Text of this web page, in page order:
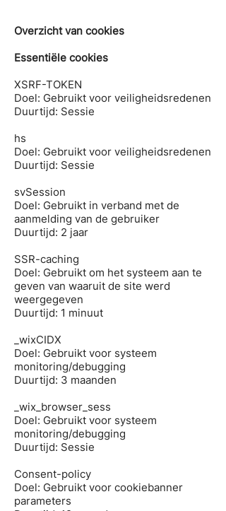
Overzicht van cookies
Essentiële cookies
XSRF-TOKEN
Doel: Gebruikt voor veiligheidsredenen
Duurtijd: Sessie
hs
Doel: Gebruikt voor veiligheidsredenen
Duurtijd: Sessie
svSession
Doel: Gebruikt in verband met de
aanmelding van de gebruiker
Duurtijd: 2 jaar
SSR-caching
Doel: Gebruikt om het systeem aan te
geven van waaruit de site werd
weergegeven
Duurtijd: 1 minuut
_wixCIDX
Doel: Gebruikt voor systeem
monitoring/debugging
Duurtijd: 3 maanden
_wix_browser_sess
Doel: Gebruikt voor systeem
monitoring/debugging
Duurtijd: Sessie
Consent-policy
Doel: Gebruikt voor cookiebanner
parameters